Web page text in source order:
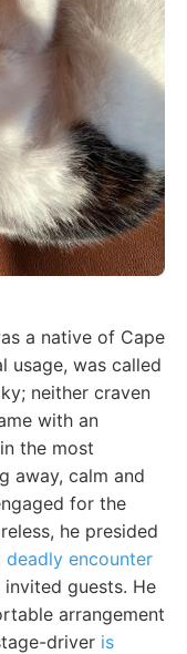
a native of Cape
usage, was called
neither craven
with an
the most
away, calm and
for the
he presided
deadly encounter
guests. He
arrangement
driver is